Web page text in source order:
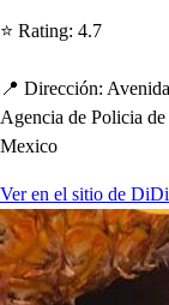
⭐ Rating: 4.7
📍 Dirección:
Agencia de Policia
Mexico
Ver en el sitio de